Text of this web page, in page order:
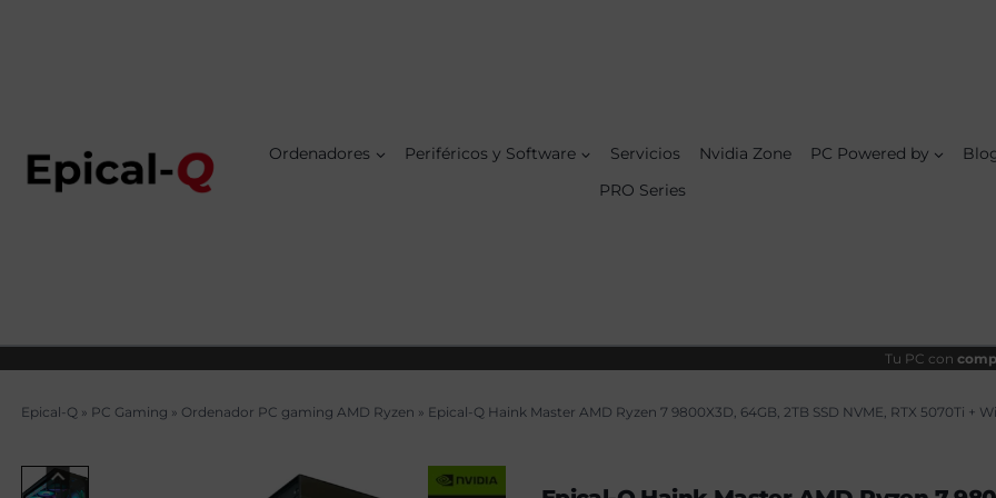
Ordenadores Periféricos y Software Servicios Nvidia Zone PC Powered by
PRO Series
Tu PC con
Epical-Q » PC Gaming » Ordenador PC gaming AMD Ryzen » Epical-Q Haink Master AMD Ryzen 7 9800X3D, 64GB, 2TB SSD NVME, RTX 5070Ti +
RTX